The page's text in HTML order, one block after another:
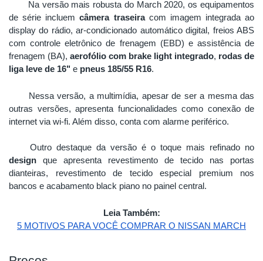
Na versão mais robusta do March 2020, os equipamentos
de série incluem câmera traseira com imagem integrada ao
display do rádio, ar-condicionado automático digital, freios ABS
com controle eletrônico de frenagem (EBD) e assistência de
frenagem (BA), aerofólio com brake light integrado, rodas de
liga leve de 16" e pneus 185/55 R16.
Nessa versão, a multimídia, apesar de ser a mesma das
outras versões, apresenta funcionalidades como conexão de
internet via wi-fi. Além disso, conta com alarme periférico.
design que apresenta revestimento de tecido nas portas
dianteiras, revestimento de tecido especial premium nos
bancos e acabamento black piano no painel central.
Leia Também:
5 MOTIVOS PARA VOCÊ COMPRAR O NISSAN MARCH